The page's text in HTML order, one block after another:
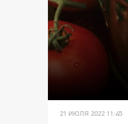
21 ИЮЛЯ 2022 11:45